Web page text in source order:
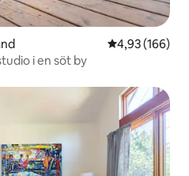
4,93 av 5 i
4,93 (166)
i en söt by